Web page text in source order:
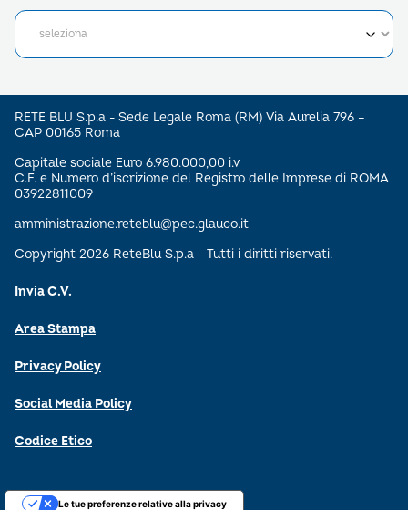
RETE BLU S.p.a - Sede Legale Roma (RM) Via Aurelia 796 –
CAP 00165 Roma
Capitale sociale Euro 6.980.000,00 i.v
C.F. e Numero d’iscrizione del Registro delle Imprese di ROMA
03922811009
amministrazione.reteblu@pec.glauco.it
Copyright 2026 ReteBlu S.p.a - Tutti i diritti riservati.
Invia C.V.
Area Stampa
Privacy Policy
Social Media Policy
Codice Etico
Le tue preferenze relative alla privacy